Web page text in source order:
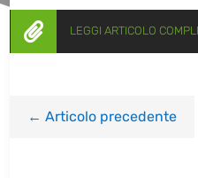
 LEGGI ARTICOLO
←Articolo precedente